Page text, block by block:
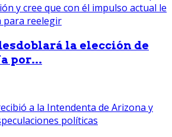
la elección de
por...